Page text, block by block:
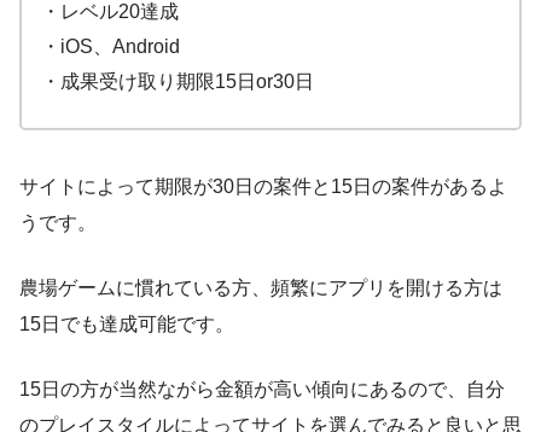
・レベル20達成
・iOS、Android
・成果受け取り期限15日or30日
サイトによって期限が30日の案件と15日の案件があるよ
うです。
農場ゲームに慣れている方、頻繁にアプリを開ける方は
15日でも達成可能です。
15日の方が当然ながら金額が高い傾向にあるので、自分
のプレイスタイルによってサイトを選んでみると良いと思